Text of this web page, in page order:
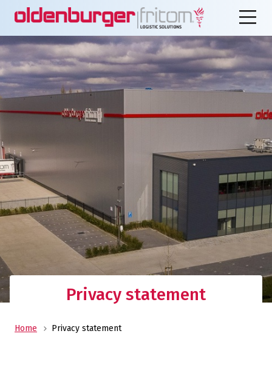
Privacy statement
Home Privacy statement